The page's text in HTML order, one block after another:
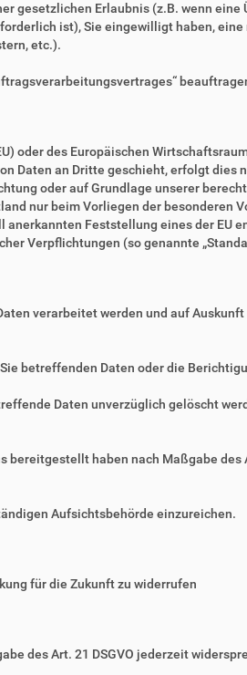
gesetzlichen Erlaubnis (z.B. wenn eine
ist), Sie eingewilligt haben,
etc.).
oder des Europäischen
Daten an Dritte geschieht, erfolgt dies
oder auf Grundlage unserer
nur beim Vorliegen der besonderen
Feststellung eines der EU
Verpflichtungen (so genannte
verarbeitet werden und auf
betreffenden Daten oder die
Daten unverzüglich gelöscht
haben nach Maßgabe
Aufsichtsbehörde einzureichen.
für die Zukunft zu widerrufen
des Art. 21 DSGVO jederzeit